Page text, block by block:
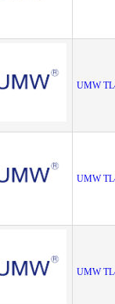
UMW
UMW
UMW